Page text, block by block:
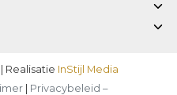
Realisatie InStijl Media
Privacybeleid –